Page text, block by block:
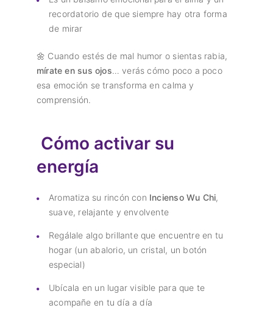
recordatorio de que siempre hay otra forma
de mirar
🌼 Cuando estés de mal humor o sientas rabia,
mírate en sus ojos… verás cómo poco a poco
esa emoción se transforma en calma y
comprensión.
Cómo activar su
energía
Aromatiza su rincón con Incienso Wu Chi,
suave, relajante y envolvente
Regálale algo brillante que encuentre en tu
hogar (un abalorio, un cristal, un botón
especial)
Ubícala en un lugar visible para que te
acompañe en tu día a día